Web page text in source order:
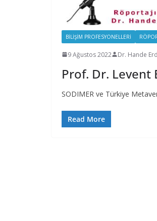
BILIŞIM PROFESYONELLERI
9 Ağustos 2022 Dr. Hande
Prof. Dr. Levent
SODIMER ve Türkiye
Read More